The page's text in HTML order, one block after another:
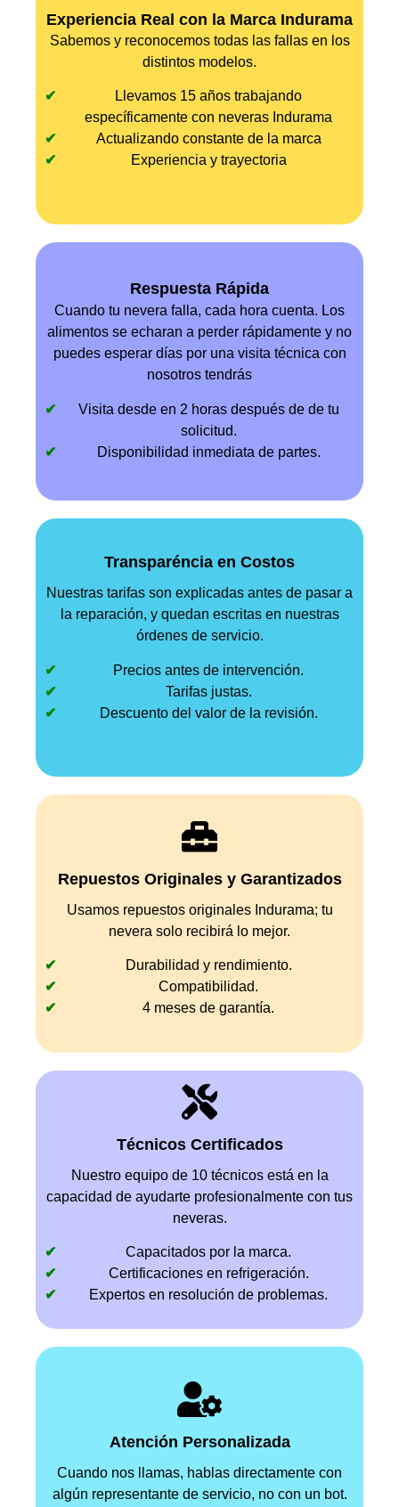
Experiencia Real con la Marca Indurama
Sabemos y reconocemos todas las fallas en los
distintos modelos.
Llevamos 15 años trabajando
específicamente con neveras Indurama
Actualizando constante de la marca
Experiencia y trayectoria
Respuesta Rápida
Cuando tu nevera falla, cada hora cuenta. Los
alimentos se echaran a perder rápidamente y no
puedes esperar días por una visita técnica con
nosotros tendrás
Visita desde en 2 horas después de de tu
solicitud.
Disponibilidad inmediata de partes.
Transparéncia en Costos
Nuestras tarifas son explicadas antes de pasar a
la reparación, y quedan escritas en nuestras
órdenes de servicio.
Precios antes de intervención.
Tarifas justas.
Descuento del valor de la revisión.
Repuestos Originales y Garantizados
Usamos repuestos originales Indurama; tu
nevera solo recibirá lo mejor.
Durabilidad y rendimiento.
Compatibilidad.
4 meses de garantía.
Técnicos Certificados
Nuestro equipo de 10 técnicos está en la
capacidad de ayudarte profesionalmente con tus
neveras.
Capacitados por la marca.
Certificaciones en refrigeración.
Expertos en resolución de problemas.
Atención Personalizada
Cuando nos llamas, hablas directamente con
algún representante de servicio, no con un bot.